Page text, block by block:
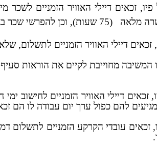
זכאים דיילי האוויר הזמניים
מלאה
(75 שעות), וכן להפרשי שכר בגין העבר בשיעור של 50% בגין שעות ההשתלמות כאמור.
דיילי האוויר הזמניים לתשלום,
זכאים דיילי האוויר הזמניים לחישוב
להם כפול ערך יום עבודה לו הם
זכאים עובדי הקרקע הזמניים לתשלום